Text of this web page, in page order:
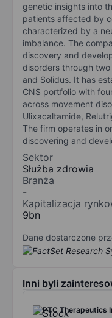
genetic insights into
patients affected by
characterized by a
imbalance. The
discovery and
disorders through
and Solidus. It has
CNS portfolio with
across movement
Ulixacaltamide,
The firm operates in
discovering and
Sektor
Służba zdrowia
Branża
-
Kapitalizacja
9bn
Dane dostarczone
Inni byli
PTC Therapeutics